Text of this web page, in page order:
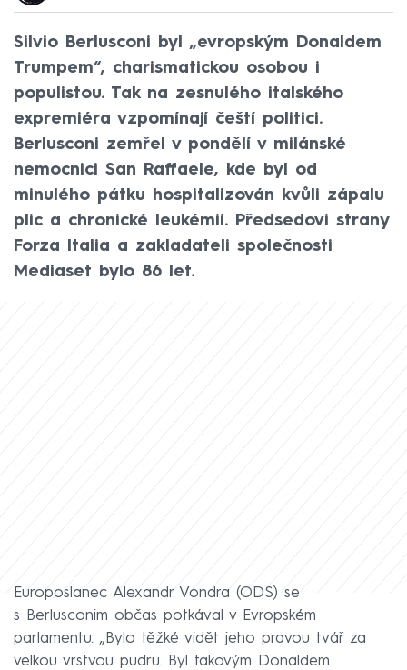
Silvio Berlusconi byl „evropským Donaldem
Trumpem“, charismatickou osobou i
populistou. Tak na zesnulého italského
expremiéra vzpomínají čeští politici.
Berlusconi zemřel v pondělí v milánské
nemocnici San Raffaele, kde byl od
minulého pátku hospitalizován kvůli zápalu
plic a chronické leukémii. Předsedovi strany
Forza Italia a zakladateli společnosti
Mediaset bylo 86 let.
Europoslanec Alexandr Vondra (ODS) se
s Berlusconim občas potkával v Evropském
parlamentu. „Bylo těžké vidět jeho pravou tvář za
velkou vrstvou pudru. Byl takovým Donaldem